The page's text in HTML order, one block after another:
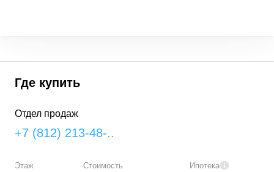
Где купить
Отдел продаж
+7 (812) 213-48-..
Этаж Стоимость Ипотека